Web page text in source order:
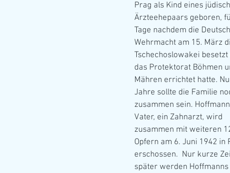
Prag als Kind eines
Ärzteehepaars geboren,
Tage nachdem die
Wehrmacht am 15. März
Tschechoslowakei besetzt
das Protektorat Böhmen
Mähren errichtet hatte.
Jahre sollte die Familie
zusammen sein.
Vater, ein Zahnarzt, wird
zusammen mit weiteren
Opfern am 6. Juni 1942 in
erschossen.  Nur kurze
später werden Hoffmanns